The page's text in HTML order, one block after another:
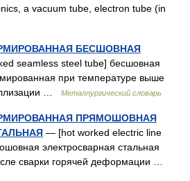
a vacuum tube, electron tube (in
БЕСШОВНАЯ
seamless steel tube] бесшовная
при температуре выше
…
Металлургический словарь
ПРЯМОШОВНАЯ
— [hot worked electric line
электросварная стальная
сварки горячей деформации …